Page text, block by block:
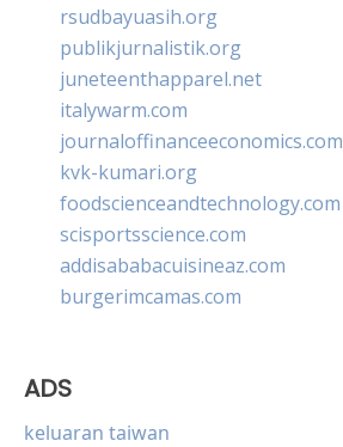
rsudbayuasih.org
publikjurnalistik.org
juneteenthapparel.net
italywarm.com
journaloffinanceeconomics.com
kvk-kumari.org
foodscienceandtechnology.com
scisportsscience.com
addisababacuisineaz.com
burgerimcamas.com
ADS
keluaran taiwan